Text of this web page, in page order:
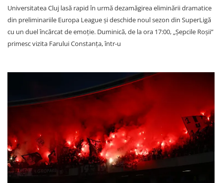
Universitatea Cluj lasă rapid în urmă dezamăgirea eliminării dramatice
din preliminariile Europa League și deschide noul sezon din SuperLigă
cu un duel încărcat de emoție. Duminică, de la ora 17:00, „Șepcile Roșii”
primesc vizita Farului Constanța, într-u